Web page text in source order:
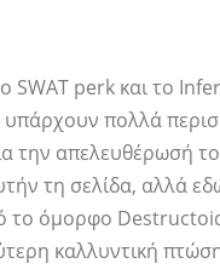
SWAT perk και το
πολλά
την απελευθέρωσή
τη σελίδα, αλλά
το όμορφο
καλλυντική